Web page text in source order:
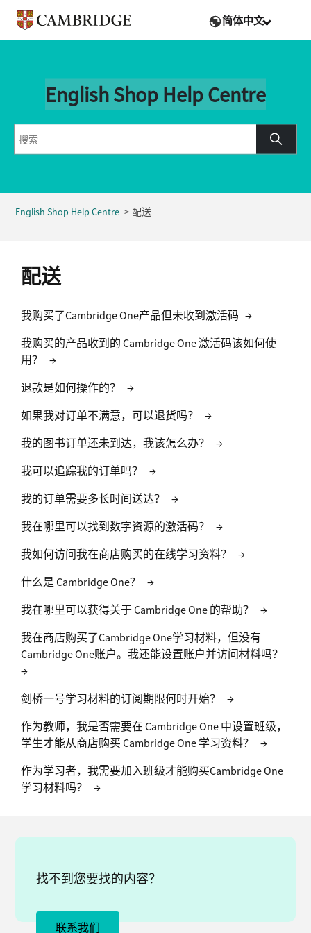
简体中文
English Shop Help Centre
English Shop Help Centre 配送
配送
我购买了Cambridge One产品但未收到激活码 →
我购买的产品收到的 Cambridge One 激活码该如何使
用？
→
退款是如何操作的？ →
如果我对订单不满意，可以退货吗？ →
我的图书订单还未到达，我该怎么办？ →
我可以追踪我的订单吗？ →
我的订单需要多长时间送达？ →
我在哪里可以找到数字资源的激活码？ →
我如何访问我在商店购买的在线学习资料？ →
什么是 Cambridge One？ →
我在哪里可以获得关于 Cambridge One 的帮助？ →
我在商店购买了Cambridge One学习材料，但没有
Cambridge One账户。我还能设置账户并访问材料吗？
→
剑桥一号学习材料的订阅期限何时开始？ →
作为教师，我是否需要在 Cambridge One 中设置班级，
学生才能从商店购买 Cambridge One 学习资料？
→
作为学习者，我需要加入班级才能购买Cambridge One
学习材料吗？
→
找不到您要找的内容？
联系我们